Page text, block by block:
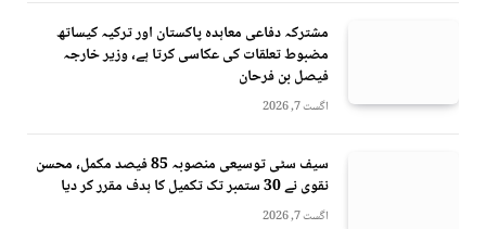
مشترکہ دفاعی معاہدہ پاکستان اور ترکیہ کیساتھ
مضبوط تعلقات کی عکاسی کرتا ہے، وزیر خارجہ
فیصل بن فرحان
اگست 7, 2026
سیف سٹی توسیعی منصوبہ 85 فیصد مکمل، محسن
نقوی نے 30 ستمبر تک تکمیل کا ہدف مقرر کر دیا
اگست 7, 2026